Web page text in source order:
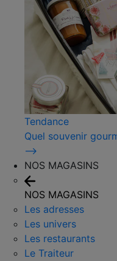
Tendance
Quel souvenir
⟶
NOS MAGASINS
NOS MAGASINS
Les adresses
Les univers
Les restaurants
Le Traiteur